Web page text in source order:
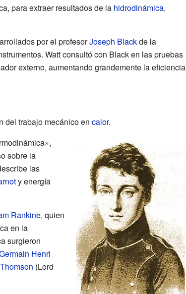
para extraer resultados de la hidrodinámica,
por el profesorJoseph Blackde la
Watt consultó con Black en las pruebas
externo, aumentando grandemente la eficiencia
del trabajo mecánico en calor.
sobre la
las
y energía
Rankine, quien
en la
surgieron
Henri
(Lord